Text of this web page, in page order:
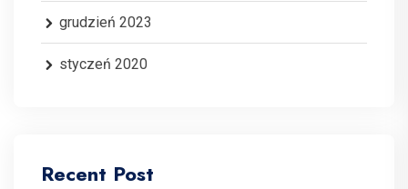
grudzień 2023
styczeń 2020
Recent Post